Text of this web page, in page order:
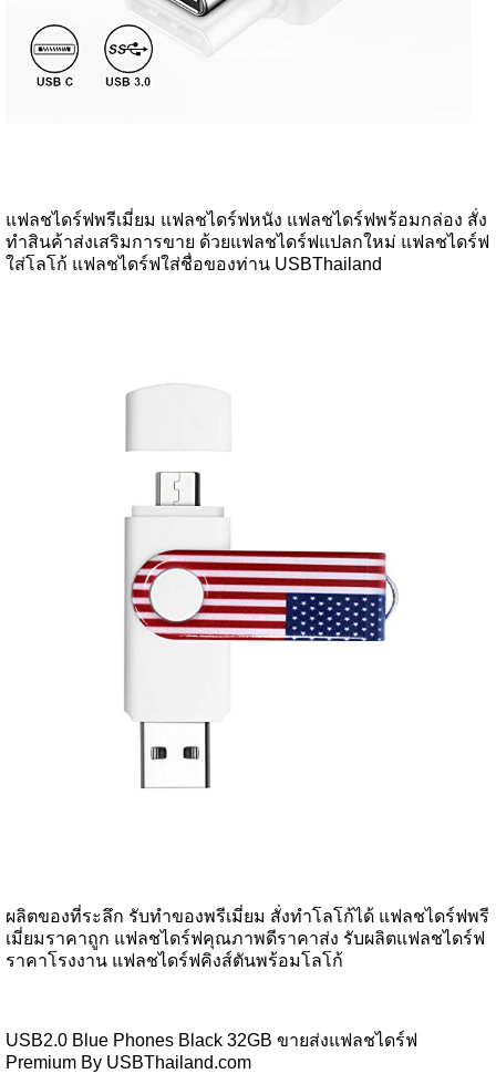
แฟลชไดร์ฟพรีเมี่ยม แฟลชไดร์ฟหนัง แฟลชไดร์ฟพร้อมกล่อง สั่ง
ทำสินค้าส่งเสริมการขาย ด้วยแฟลชไดร์ฟแปลกใหม่ แฟลชไดร์ฟ
ใส่โลโก้ แฟลชไดร์ฟใส่ชื่อของท่าน USBThailand
ผลิตของที่ระลึก รับทำของพรีเมี่ยม สั่งทำโลโก้ได้ แฟลชไดร์ฟพรี
เมี่ยมราคาถูก แฟลชไดร์ฟคุณภาพดีราคาส่ง รับผลิตแฟลชไดร์ฟ
ราคาโรงงาน แฟลชไดร์ฟคิงส์ตันพร้อมโลโก้
USB2.0 Blue Phones Black 32GB ขายส่งแฟลชไดร์ฟ
Premium By USBThailand.com